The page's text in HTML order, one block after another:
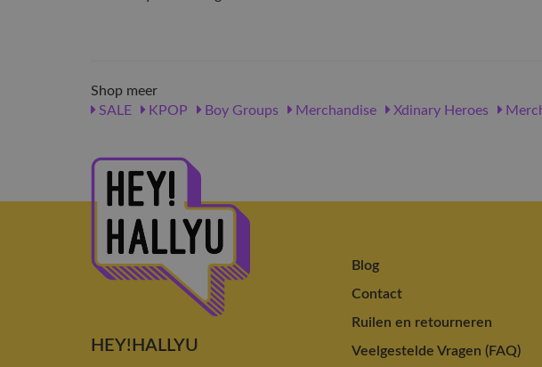
Shop meer
SALE
KPOP Boy Groups Merchandise Xdinary Heroes
HEY!HALLYU
Blog
Contact
Ruilen en retourneren
Veelgestelde Vragen (FAQ)